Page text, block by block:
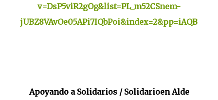
v=DsP5viR2gOg&list=PL_m52CSnem-
jUBZ8VAvOe05APi7IQbPoi&index=2&pp=iAQB
Apoyando a Solidarios / Solidarioen Alde